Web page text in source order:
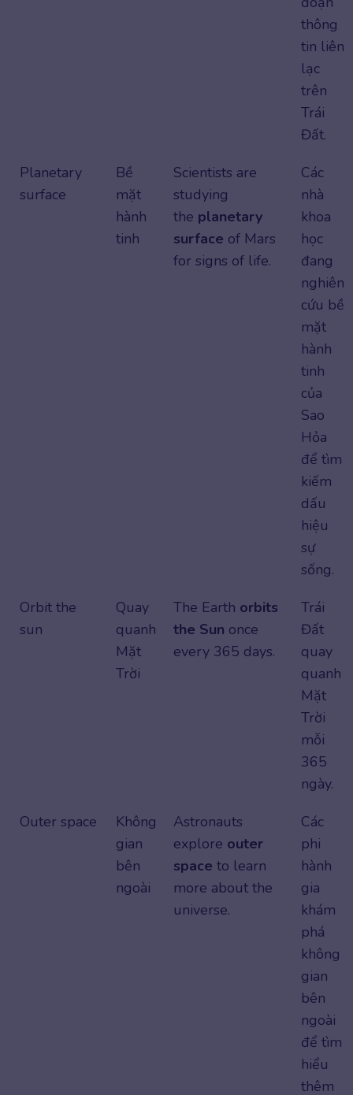
thông
tin liên
lạc
trên
Trái
Đất.
Planetary
surface
Bề
mặt
hành
tinh
Scientists are
studying
the planetary
surface of Mars
for signs of life.
Các
nhà
khoa
học
đang
nghiên
cứu bề
mặt
hành
tinh
của
Sao
Hỏa
để tìm
kiếm
dấu
hiệu
sự
sống.
Orbit the
sun
Quay
quanh
Mặt
Trời
The Earth orbits
the Sun once
every 365 days.
Trái
Đất
quay
quanh
Mặt
Trời
mỗi
365
ngày.
Outer space
Không
gian
bên
ngoài
Astronauts
explore outer
space to learn
more about the
universe.
Các
phi
hành
gia
khám
phá
không
gian
bên
ngoài
để tìm
hiểu
thêm